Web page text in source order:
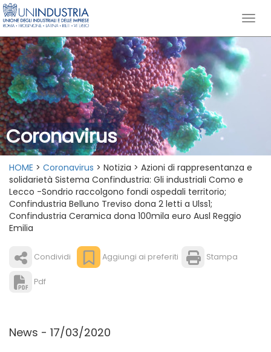
Coronavirus
HOME > Coronavirus > Notizia > Azioni di rappresentanza e
solidarietà Sistema Confindustria: Gli industriali Como e
Lecco -Sondrio raccolgono fondi ospedali territorio;
Confindustria Belluno Treviso dona 2 letti a Ulss1;
Confindustria Ceramica dona 100mila euro Ausl Reggio
Emilia
Condividi Aggiungi ai preferiti Stampa
Pdf
News - 17/03/2020